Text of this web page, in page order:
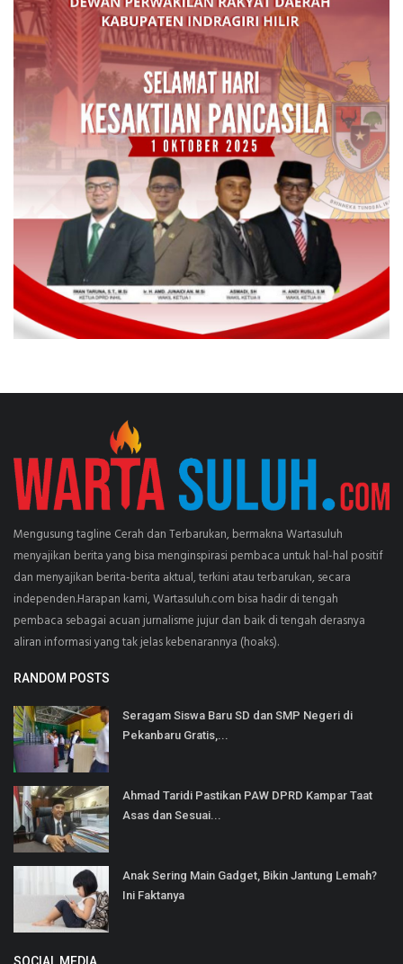
Mengusung tagline Cerah dan Terbarukan, bermakna Wartasuluh
menyajikan berita yang bisa menginspirasi pembaca untuk hal-hal positif
dan menyajikan berita-berita aktual, terkini atau terbarukan, secara
independen.Harapan kami, Wartasuluh.com bisa hadir di tengah
pembaca sebagai acuan jurnalisme jujur dan baik di tengah derasnya
aliran informasi yang tak jelas kebenarannya (hoaks).
RANDOM POSTS
Seragam Siswa Baru SD dan SMP Negeri di
Pekanbaru Gratis,...
Ahmad Taridi Pastikan PAW DPRD Kampar Taat
Asas dan Sesuai...
Anak Sering Main Gadget, Bikin Jantung Lemah?
Ini Faktanya
SOCIAL MEDIA